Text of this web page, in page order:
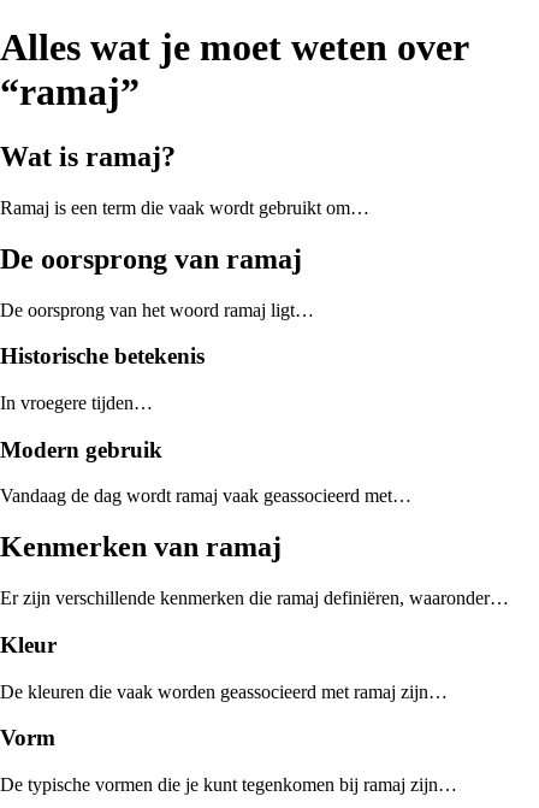
Alles wat je moet weten over
“ramaj”
Wat is ramaj?
Ramaj is een term die vaak wordt gebruikt om…
De oorsprong van ramaj
De oorsprong van het woord ramaj ligt…
Historische betekenis
In vroegere tijden…
Modern gebruik
Vandaag de dag wordt ramaj vaak geassocieerd met…
Kenmerken van ramaj
Er zijn verschillende kenmerken die ramaj definiëren, waaronder…
Kleur
De kleuren die vaak worden geassocieerd met ramaj zijn…
Vorm
De typische vormen die je kunt tegenkomen bij ramaj zijn…